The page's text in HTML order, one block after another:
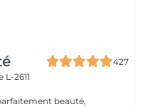
427
L-2611
beauté,